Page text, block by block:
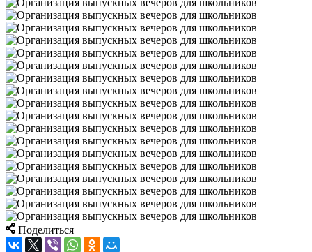
Поделиться